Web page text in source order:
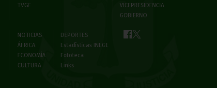
TVGE
VICEPRESIDENCIA
GOBIERNO
NOTICIAS
ÁFRICA
ECONOMÍA
CULTURA
DEPORTES
Estadísticas INEGE
Fototeca
Links